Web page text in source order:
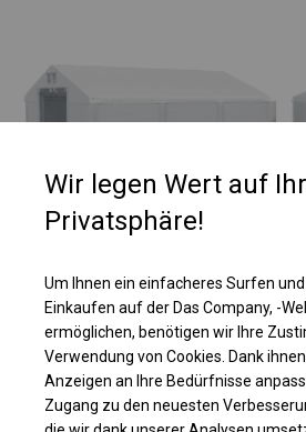
Einzelheiten
Plane ändern
Wir legen Wert auf
Privatsphäre!
Um Ihnen ein einfacheres Surfen
Einkaufen auf der Das Company, -
ermöglichen, benötigen wir Ihre
Verwendung von Cookies. Dank
Anzeigen an Ihre Bedürfnisse
Zugang zu den neuesten